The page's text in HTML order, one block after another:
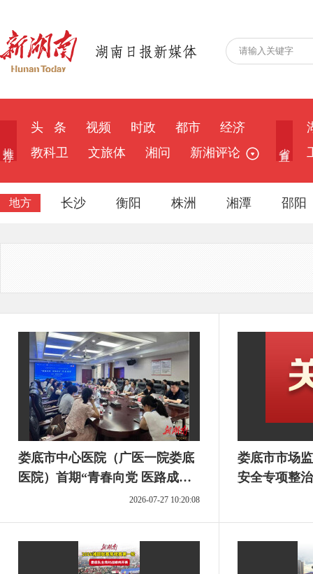
头 条 视频 时政 都市
经济
教科卫
文旅体 湘问 新湘评论
地方 长沙 衡阳 株洲 湘潭 邵阳
娄底市中心医院（广医一院娄底
医院）首期“青春向党 医路成
2026-07-27 10:20:08
娄底市市场
安全专项整